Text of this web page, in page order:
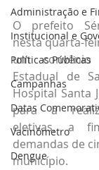
Administração e
Institucional e
Políticas Públicas
Campanhas
Datas
Vacinômetro
Dengue
O prefeito
nesta quarta-
um
Estadual de
Hospital Santa
para a
eletivas, a
demandas de
município.